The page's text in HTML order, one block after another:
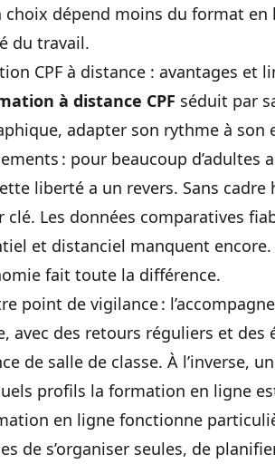
choix dépend moins du format en
du travail.
CPF à distance : avantages et
à distance CPF séduit par
adapter son rythme à son
: pour beaucoup d’adultes
liberté a un revers. Sans
clé. Les données comparatives
et distanciel manquent
fait toute la différence.
point de vigilance :
avec des retours réguliers et
de salle de classe. À l’inverse,
profils la formation en ligne
en ligne fonctionne
de s’organiser seules, de